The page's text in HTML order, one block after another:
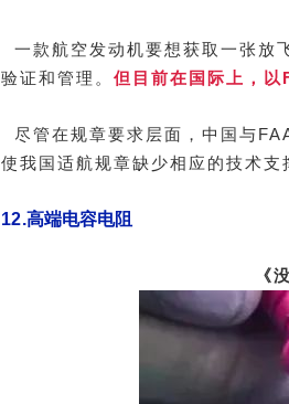
一款航空发动机要想获取一张放
验证和管理。 但目前在国际上，
尽管在规章要求层面，中国与
使我国适航规章缺少相应的技术
12.高端电容电阻
《